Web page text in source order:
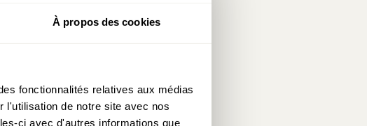
À propos des cookies
fonctionnalités relatives aux médias
l'utilisation de notre site avec nos
ci avec d'autres informations que
que dans d’autres
le plus européen des
mais aussi une